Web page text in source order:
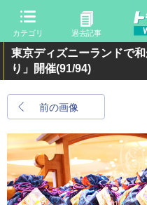
カテゴリ 過去記事
東京ディズニーランドで
り」開催(91/94)
前の画像